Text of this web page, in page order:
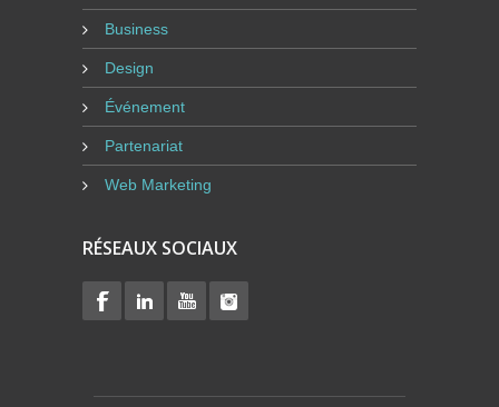
Business
Design
Événement
Partenariat
Web Marketing
RÉSEAUX SOCIAUX